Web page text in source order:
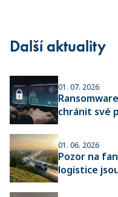
Další aktuality
01. 07. 2026
chránit své
01. 06. 2026
Pozor na
logistice